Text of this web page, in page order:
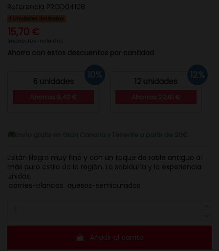
Referencia PROD04108
Unidades limitadas
15,70 €
Impuestos incluidos
Ahorra con estos descuentos por cantidad
6 unidades
10%
12 unidades
12%
Listán Negro muy fino y con un toque de roble antiguo al
más puro estilo de la región. La sabiduría y la experiencia
unidas.
carnes-blancas quesos-semicurados
Añadir al carrito